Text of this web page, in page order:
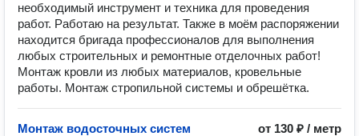
необходимый инструмент и техника для проведения
работ. Работаю на результат. Также в моём распоряжении
находится бригада профессионалов для выполнения
любых строительных и ремонтные отделочных работ!
Монтаж кровли из любых материалов, кровельные
работы. Монтаж стропильной системы и обрешётка.
Монтаж водосточных систем
от 130 ₽ / метр